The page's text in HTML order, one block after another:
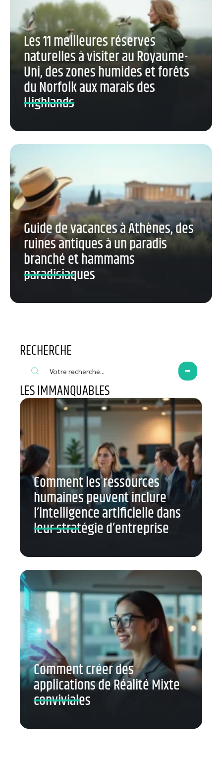
Les 11 meilleures réserves
naturelles à visiter au Royaume-
Uni, des zones humides et forêts
du Norfolk aux marais des
Highlands
Guide de vacances à Athènes, des
ruines antiques à un paradis
branché et hammams
paradisiaques
RECHERCHE
LES IMMANQUABLES
Comment les ressources
humaines peuvent inclure
l’intelligence artificielle dans
leur stratégie d’entreprise
Comment créer des
applications de Réalité Mixte
conviviales